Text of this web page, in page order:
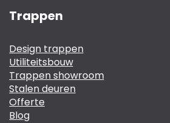
Trappen
Design trappen
Utiliteitsbouw
Trappen showroom
Stalen deuren
Offerte
Blog